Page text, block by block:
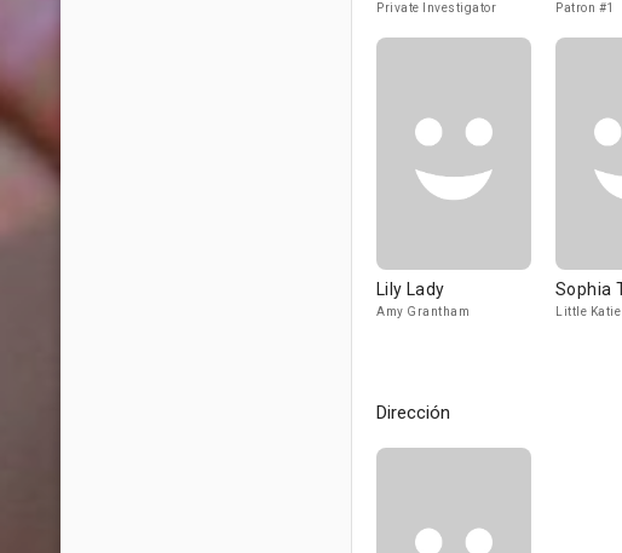
Private Investigator Patron #1
Lily Lady
Amy Grantham
Sophia
Little Katie
Dirección